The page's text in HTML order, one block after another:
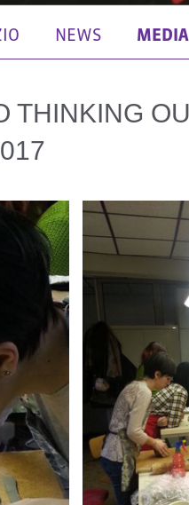
NEWS MEDIA
THINKING